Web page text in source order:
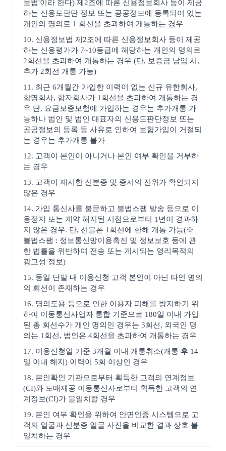
보법'이라 한다) 제2조에 따른 신용정보회사 등이 제공
하는 신용도판단 정보 또는 공공정보에 등록되어 있는
개인의 명의로 1 회선을 초과하여 개통하는 경우
10. 신용정보법 제2조에 따른 신용정보회사 등이 제공
하는 신용평가가 7~10등급에 해당하는 개인의 명의로
2회선을 초과하여 개통하는 경우 (단, 보증금 납입 시,
추가 2회선 개통 가능)
11. 최근 6개월간 가입한 이력이 없는 신규 유한회사,
합명회사, 합자회사가 1회선을 초과하여 개통하는 경
우 단, 요금보증보험에 가입하는 경우는 추가개통 가
능하나 법인 및 법인 대표자의 신용도판단정보 또는
공공정보의 등록 등 사유로 인하여 보험가입이 거절되
는 경우는 추가개통 불가
12. 고객이 본인이 아니거나 본인 여부 확인을 거부하
는 경우
13. 고객이 제시한 신분증 및 증서의 진위가 확인되지
않은 경우
14. 가입 통신사를 불문하고 불법스팸 발송 등으로 이
용정지 또는 계약 해지된 시점으로부터 1년이 경과하
지 않은 경우. 단, 선불폰 1회선에 한해 개통 가능(※
불법스팸 : 정보통신망이용촉진 및 정보보호 등에 관
한 법률을 위반하여 전송 또는 게시되는 영리목적의
광고성 정보)
15. 동일 단말 내 이용신청 고객 본인이 아닌 타인 명의
의 회선이 존재하는 경우
16. 명의도용 등으로 인한 이용자 피해를 방지하기 위
하여 이동통신사업자 통합 기준으로 180일 이내 가입
된 총 회선수가 개인 명의인 경우는 3회선, 외국인 명
의는 1회선, 법인은 4회선을 초과하여 개통하는 경우
17. 이용신청일 기준 3개월 이내 개통취소(개통 후 14
일 이내 해지) 이력이 5회 이상인 경우
18. 본인확인 기관으로부터 획득한 고객의 연계정보
(CI)와 도매제공 이동통신사로부터 획득한 고객의 연
계정보(CI)가 불일치할 경우
19. 본인 여부 확인을 위하여 안면인증 시스템으로 고
객의 얼굴과 신분증 얼굴 사진을 비교한 결과 상호 불
일치하는 경우